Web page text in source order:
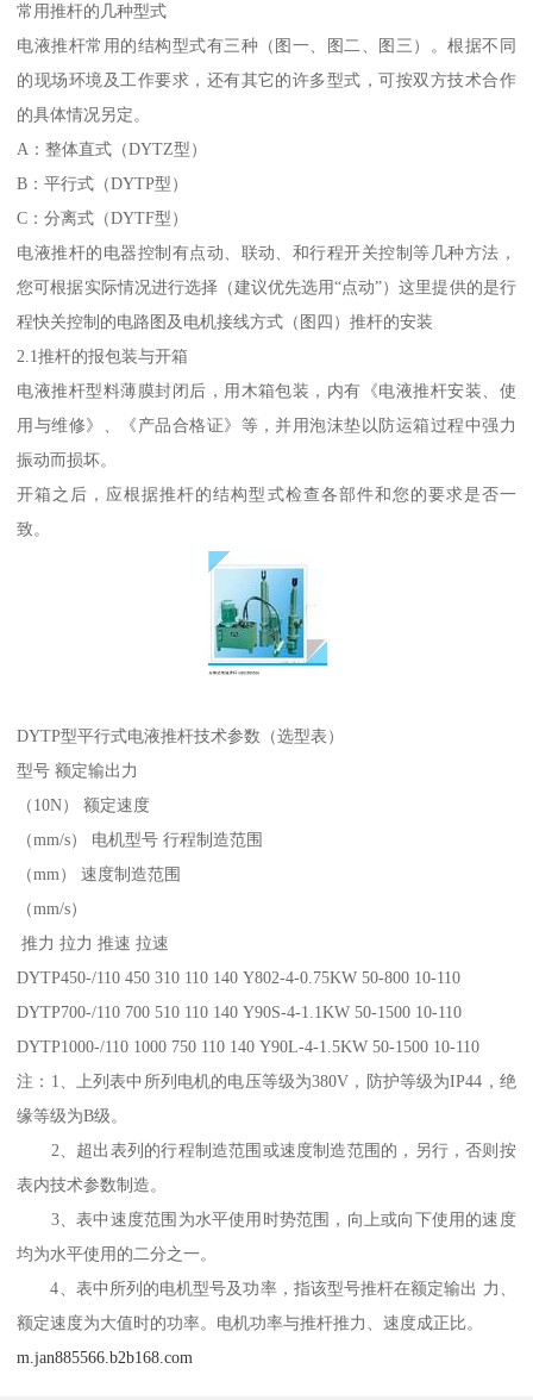
常用推杆的几种型式
电液推杆常用的结构型式有三种（图一、图二、图三）。根据不同
的现场环境及工作要求，还有其它的许多型式，可按双方技术合作
的具体情况另定。
A：整体直式（DYTZ型）
B：平行式（DYTP型）
C：分离式（DYTF型）
电液推杆的电器控制有点动、联动、和行程开关控制等几种方法，
您可根据实际情况进行选择（建议优先选用“点动”）这里提供的是行
程快关控制的电路图及电机接线方式（图四）推杆的安装
2.1推杆的报包装与开箱
电液推杆型料薄膜封闭后，用木箱包装，内有《电液推杆安装、使
用与维修》、《产品合格证》等，并用泡沫垫以防运箱过程中强力
振动而损坏。
开箱之后，应根据推杆的结构型式检查各部件和您的要求是否一
致。
DYTP型平行式电液推杆技术参数（选型表）
型号 额定输出力
（10N） 额定速度
（mm/s） 电机型号 行程制造范围
（mm） 速度制造范围
（mm/s）
推力 拉力 推速 拉速
DYTP450-/110 450 310 110 140 Y802-4-0.75KW 50-800 10-110
DYTP700-/110 700 510 110 140 Y90S-4-1.1KW 50-1500 10-110
DYTP1000-/110 1000 750 110 140 Y90L-4-1.5KW 50-1500 10-110
注：1、上列表中所列电机的电压等级为380V，防护等级为IP44，绝
缘等级为B级。
2、超出表列的行程制造范围或速度制造范围的，另行，否则按
表内技术参数制造。
3、表中速度范围为水平使用时势范围，向上或向下使用的速度
均为水平使用的二分之一。
4、表中所列的电机型号及功率，指该型号推杆在额定输出 力、
额定速度为大值时的功率。电机功率与推杆推力、速度成正比。
m.jan885566.b2b168.com